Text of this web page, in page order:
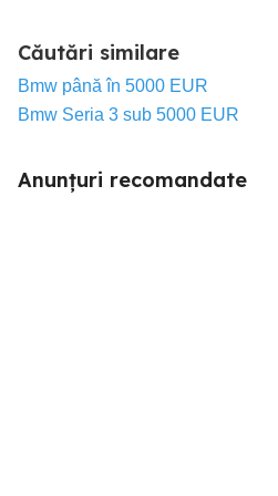
Căutări similare
Bmw până în 5000 EUR
Bmw Seria 3 sub 5000 EUR
Anunțuri recomandate